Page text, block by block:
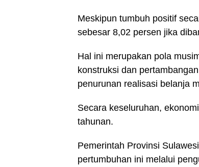
Meskipun tumbuh positif
sebesar 8,02 persen jika
Hal ini merupakan pola
konstruksi dan
penurunan realisasi belanja
Secara keseluruhan,
tahunan.
Pemerintah Provinsi
pertumbuhan ini melalui